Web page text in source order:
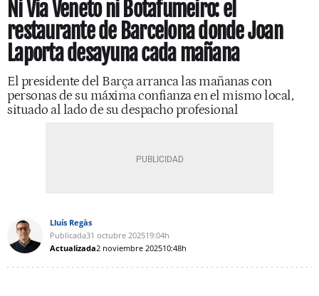
Ni Via Veneto ni Botafumeiro: el
restaurante de Barcelona donde Joan
Laporta desayuna cada mañana
El presidente del Barça arranca las mañanas con
personas de su máxima confianza en el mismo local,
situado al lado de su despacho profesional
Lluís Regàs
Publicada31 octubre 202519:04h
Actualizada2 noviembre 202510:48h